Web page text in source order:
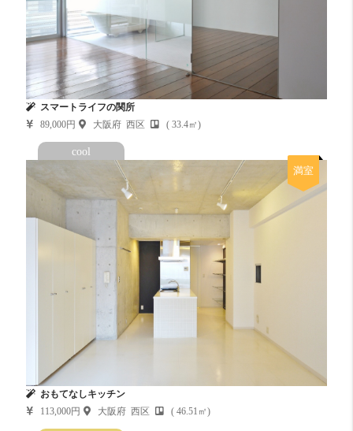
スマートライフの関所
89,000円
大阪府 西区 ( 33.4㎡)
cool
満室
おもてなしキッチン
113,000円
大阪府 西区 ( 46.51㎡)